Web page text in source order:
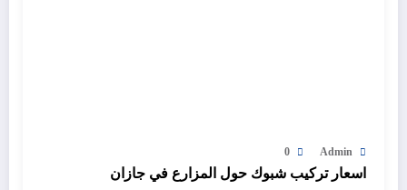
Admin
0
اسعار تركيب شبوك حول المزارع في جازان